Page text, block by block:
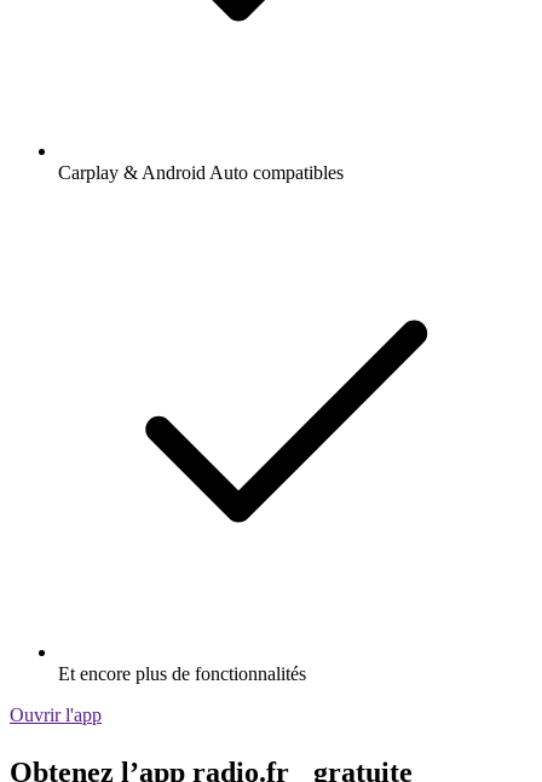
Carplay & Android Auto compatibles
Et encore plus de fonctionnalités
Ouvrir l'app
Obtenez l’app radio.fr gratuite